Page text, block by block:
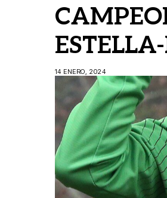
14 ENERO, 2024